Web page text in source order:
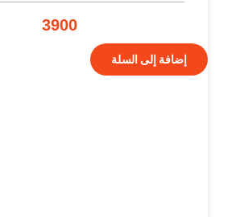
إضافة إلى السلة
3900